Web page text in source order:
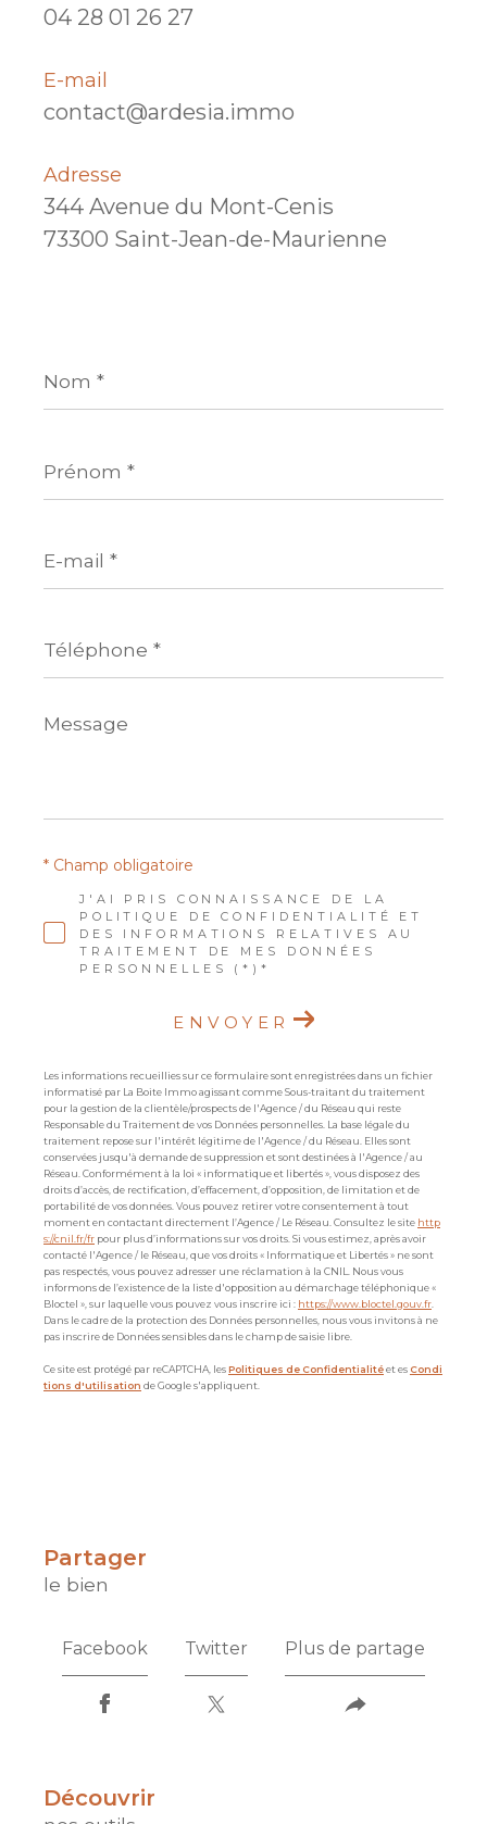
04 28 01 26 27
E-mail
contact@ardesia.immo
Adresse
344 Avenue du Mont-Cenis
73300 Saint-Jean-de-Maurienne
*
*
mail
*
*
Message
*
J'AI PRIS CONNAISSANCE DE LA
POLITIQUE DE CONFIDENTIALITÉ ET
DES INFORMATIONS RELATIVES AU
TRAITEMENT DE MES DONNÉES
PERSONNELLES (*)*
* Champ obligatoire
ENVOYER
Les informations recueillies sur ce formulaire sont enregistrées dans un fichier
informatisé par La Boite Immo agissant comme Sous-traitant du traitement
pour la gestion de la clientèle/prospects de l'Agence / du Réseau qui reste
Responsable du Traitement de vos Données personnelles. La base légale du
traitement repose sur l'intérêt légitime de l'Agence / du Réseau. Elles sont
conservées jusqu'à demande de suppression et sont destinées à l'Agence / au
Réseau. Conformément à la loi « informatique et libertés », vous disposez des
droits d’accès, de rectification, d’effacement, d’opposition, de limitation et de
portabilité de vos données. Vous pouvez retirer votre consentement à tout
moment en contactant directement l’Agence / Le Réseau. Consultez le site http
s://cnil.fr/fr pour plus d’informations sur vos droits. Si vous estimez, après avoir
contacté l'Agence / le Réseau, que vos droits « Informatique et Libertés » ne sont
pas respectés, vous pouvez adresser une réclamation à la CNIL. Nous vous
informons de l’existence de la liste d'opposition au démarchage téléphonique «
Bloctel », sur laquelle vous pouvez vous inscrire ici : https://www.bloctel.gouv.fr.
Dans le cadre de la protection des Données personnelles, nous vous invitons à ne
pas inscrire de Données sensibles dans le champ de saisie libre.
Ce site est protégé par reCAPTCHA, lesPolitiques de Confidentialitéet es Condi
tions d'utilisation de Google s'appliquent.
partager
le bien
Facebook Twitter Plus de partage
découvrir